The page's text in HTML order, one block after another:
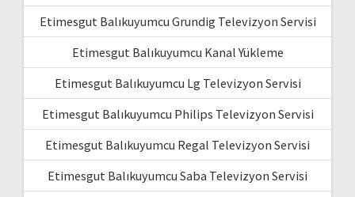
Etimesgut Balıkuyumcu Grundig Televizyon Servisi
Etimesgut Balıkuyumcu Kanal Yükleme
Etimesgut Balıkuyumcu Lg Televizyon Servisi
Etimesgut Balıkuyumcu Philips Televizyon Servisi
Etimesgut Balıkuyumcu Regal Televizyon Servisi
Etimesgut Balıkuyumcu Saba Televizyon Servisi